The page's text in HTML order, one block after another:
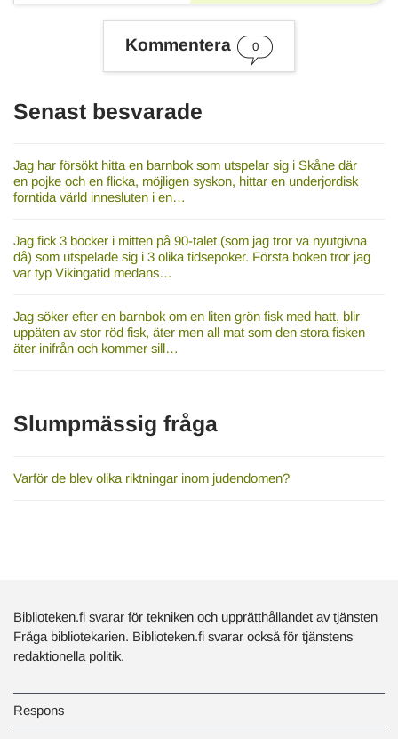
Kommentera 0
Senast besvarade
Jag har försökt hitta en barnbok som utspelar sig i Skåne där
en pojke och en flicka, möjligen syskon, hittar en underjordisk
forntida värld innesluten i en…
Jag fick 3 böcker i mitten på 90-talet (som jag tror va nyutgivna
då) som utspelade sig i 3 olika tidsepoker. Första boken tror jag
var typ Vikingatid medans…
Jag söker efter en barnbok om en liten grön fisk med hatt, blir
uppäten av stor röd fisk, äter men all mat som den stora fisken
äter inifrån och kommer sill…
Slumpmässig fråga
Varför de blev olika riktningar inom judendomen?
Biblioteken.fi svarar för tekniken och upprätthållandet av tjänsten
Fråga bibliotekarien. Biblioteken.fi svarar också för tjänstens
redaktionella politik.
Respons